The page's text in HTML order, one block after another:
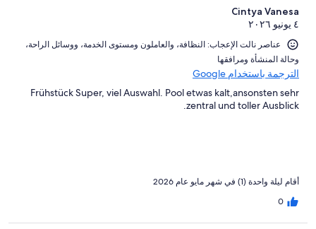
Cintya Vanesa
٤ يونيو ٢٠٢٦
عناصر نالت الإعجاب: ⁦النظافة⁩، و⁦العاملون ومستوى الخدمة⁩، و⁦وسائل الراحة⁩،
و⁦حالة المنشأة ومرافقها⁩
الترجمة باستخدام Google
Frühstück Super, viel Auswahl. Pool etwas kalt,ansonsten sehr
zentral und toller Ausblick.
أقام ليلة واحدة (1) في شهر مايو عام 2026
0